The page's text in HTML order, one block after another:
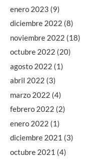
enero 2023 (9)
diciembre 2022 (8)
noviembre 2022 (18)
octubre 2022 (20)
agosto 2022 (1)
abril 2022 (3)
marzo 2022 (4)
febrero 2022 (2)
enero 2022 (1)
diciembre 2021 (3)
octubre 2021 (4)